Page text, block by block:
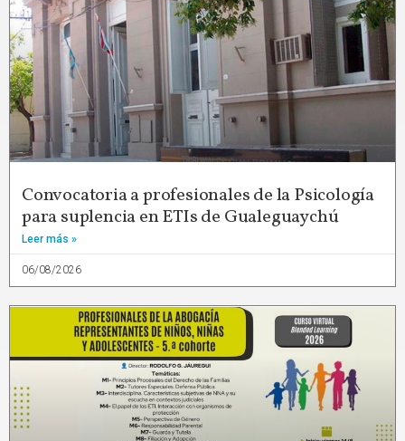
Convocatoria a profesionales de la Psicología
para suplencia en ETIs de Gualeguaychú
Leer más »
06/08/2026